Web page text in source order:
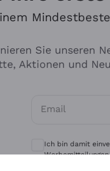
Antinori
Ca' del Bosco
Sie unseren
Aktionen und
Email
Optionale
Ich bin damit